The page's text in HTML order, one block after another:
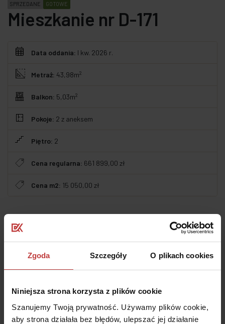
Zgoda Szczegóły O plikach cookies
Niniejsza strona korzysta z plików cookie
Szanujemy Twoją prywatność. Używamy plików cookie,
aby strona działała bez błędów, ulepszać jej działanie
SPRZEDANE GOTOWE
Mieszkanie nr D-171
Data oddania: I kw. 2026 r.
Metraż: 43,98m2
Balkon: 5,03m2
Pokoje: 2 z aneksem
Piętro: 2
Cena regularna: 661 899,00 zł
Cena m2: 15 050,00 zł
Cechy dodatkowe
Historia cen lokalu
Dodatkowe świadczenia pieniężne
Prospekt informacyjny